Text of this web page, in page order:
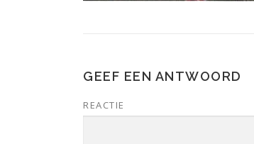
GEEF EEN ANTWOORD
REACTIE